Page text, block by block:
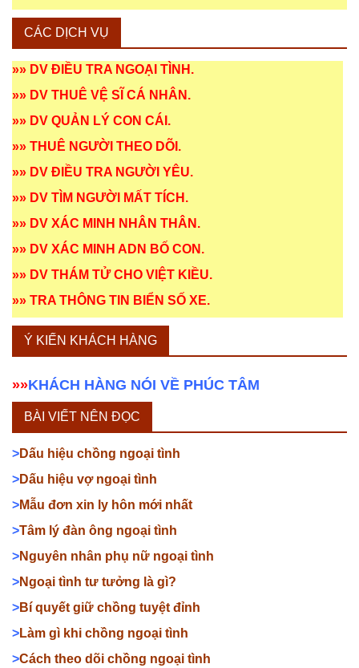
CÁC DỊCH VỤ
»» DV ĐIỀU TRA NGOẠI TÌNH .
»» DV THUÊ VỆ SĨ CÁ NHÂN .
»» DV QUẢN LÝ CON CÁI .
»» THUÊ NGƯỜI THEO DÕI .
»» DV ĐIỀU TRA NGƯỜI YÊU.
»» DV TÌM NGƯỜI MẤT TÍCH .
»» DV XÁC MINH NHÂN THÂN .
»» DV XÁC MINH ADN BỐ CON .
»» DV THÁM TỬ CHO VIỆT KIỀU.
»» TRA THÔNG TIN BIỂN SỐ XE.
Ý KIẾN KHÁCH HÀNG
»»KHÁCH HÀNG NÓI VỀ PHÚC TÂM
BÀI VIẾT NÊN ĐỌC
>Dấu hiệu chồng ngoại tình
>Dấu hiệu vợ ngoại tình
>Mẫu đơn xin ly hôn mới nhất
>Tâm lý đàn ông ngoại tình
>Nguyên nhân phụ nữ ngoại tình
>Ngoại tình tư tưởng là gì?
>Bí quyết giữ chồng tuyệt đỉnh
>Làm gì khi chồng ngoại tình
>Cách theo dõi chồng ngoại tình